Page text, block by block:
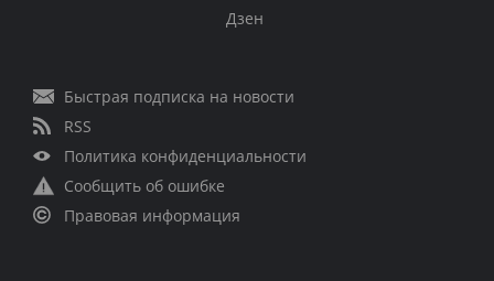
Дзен
Быстрая подписка на новости
RSS
Политика конфиденциальности
Сообщить об ошибке
Правовая информация